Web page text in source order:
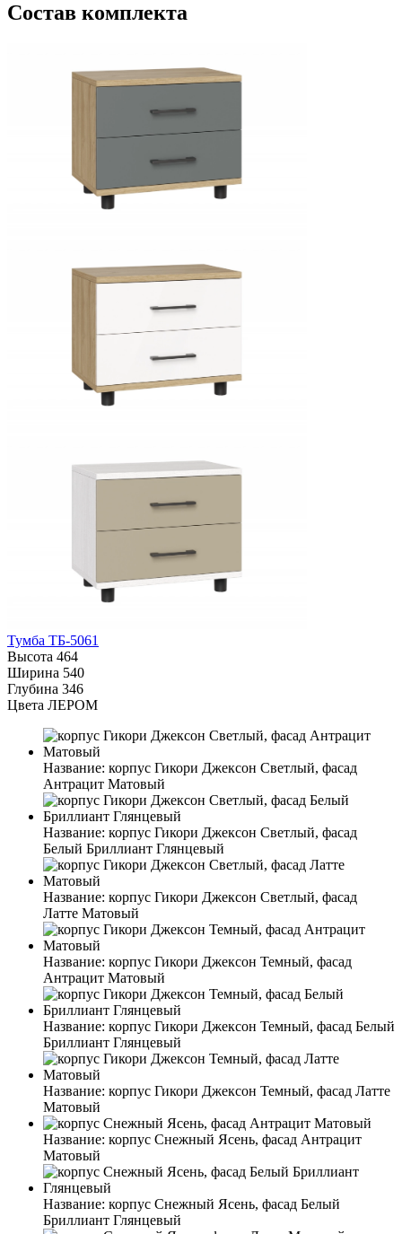
Состав комплекта
Тумба ТБ-5061
Высота 464
Ширина 540
Глубина 346
Цвета ЛЕРОМ
Название: корпус Гикори Джексон Светлый, фасад
Антрацит Матовый
Название: корпус Гикори Джексон Светлый, фасад
Белый Бриллиант Глянцевый
Название: корпус Гикори Джексон Светлый, фасад
Латте Матовый
Название: корпус Гикори Джексон Темный, фасад
Антрацит Матовый
Название: корпус Гикори Джексон Темный, фасад Белый
Бриллиант Глянцевый
Название: корпус Гикори Джексон Темный, фасад Латте
Матовый
Название: корпус Снежный Ясень, фасад Антрацит
Матовый
Название: корпус Снежный Ясень, фасад Белый
Бриллиант Глянцевый